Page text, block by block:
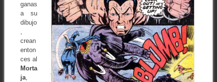
ganas
a su
dibujo
,
crean
enton
ces al
Morta
ja,